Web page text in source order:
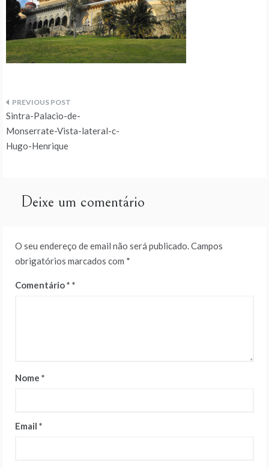
Navegação
de
Sintra-Palacio-de-
Monserrate-Vista-lateral-c-
Hugo-Henrique
Deixe um comentário
O seu endereço de email não será publicado.Campos
obrigatórios marcados com *
Comentário*
Nome *
Email *